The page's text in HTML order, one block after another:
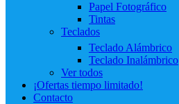
Papel Fotográfico
Tintas
Teclados
Teclado Alámbrico
Teclado Inalámbrico
Ver todos
¡Ofertas tiempo limitado!
Contacto